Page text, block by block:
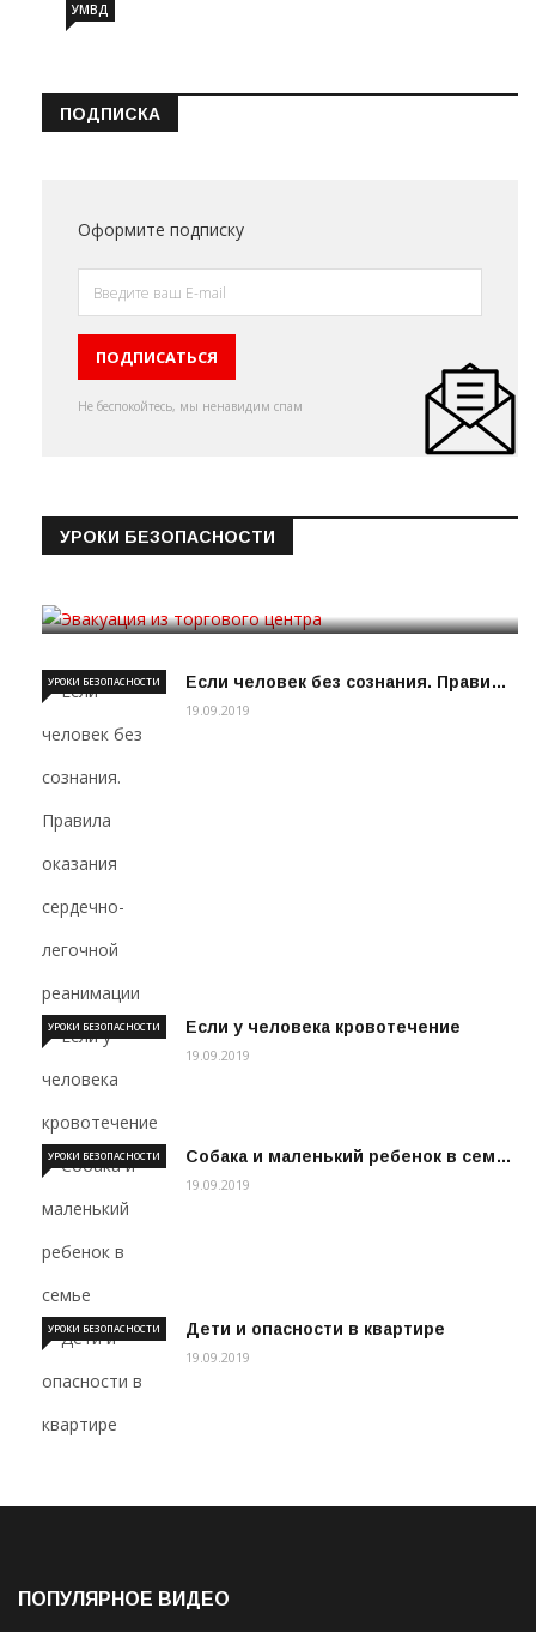
УМВД
ПОДПИСКА
Оформите подписку
Не беспокойтесь, мы ненавидим спам
УРОКИ БЕЗОПАСНОСТИ
Если человек без сознания. Прави…
УРОКИ БЕЗОПАСНОСТИ
19.09.2019
Если у человека кровотечение
УРОКИ БЕЗОПАСНОСТИ
19.09.2019
Собака и маленький ребенок в сем…
УРОКИ БЕЗОПАСНОСТИ
19.09.2019
Дети и опасности в квартире
УРОКИ БЕЗОПАСНОСТИ
19.09.2019
ПОПУЛЯРНОЕ ВИДЕО